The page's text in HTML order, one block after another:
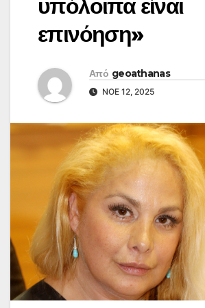
υπόλοιπα είναι
επινόηση»
Από geoathanas
ΝΟΈ 12, 2025